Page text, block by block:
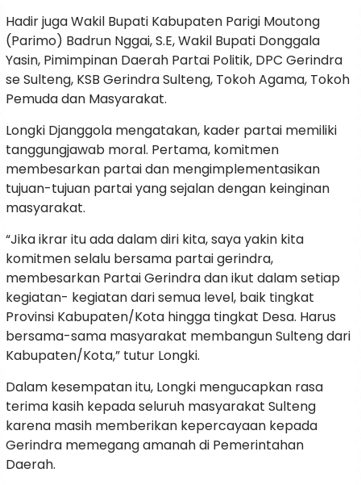
Hadir juga Wakil Bupati Kabupaten Parigi Moutong
(Parimo) Badrun Nggai, S.E, Wakil Bupati Donggala
Yasin, Pimimpinan Daerah Partai Politik, DPC Gerindra
se Sulteng, KSB Gerindra Sulteng, Tokoh Agama, Tokoh
Pemuda dan Masyarakat.
Longki Djanggola mengatakan, kader partai memiliki
tanggungjawab moral. Pertama, komitmen
membesarkan partai dan mengimplementasikan
tujuan-tujuan partai yang sejalan dengan keinginan
masyarakat.
“Jika ikrar itu ada dalam diri kita, saya yakin kita
komitmen selalu bersama partai gerindra,
membesarkan Partai Gerindra dan ikut dalam setiap
kegiatan- kegiatan dari semua level, baik tingkat
Provinsi Kabupaten/Kota hingga tingkat Desa. Harus
bersama-sama masyarakat membangun Sulteng dari
Kabupaten/Kota,” tutur Longki.
Dalam kesempatan itu, Longki mengucapkan rasa
terima kasih kepada seluruh masyarakat Sulteng
karena masih memberikan kepercayaan kepada
Gerindra memegang amanah di Pemerintahan
Daerah.